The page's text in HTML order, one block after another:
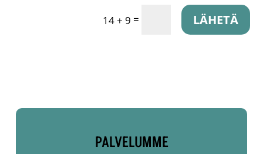
14 + 9 = LÄHETÄ
PALVELUMME